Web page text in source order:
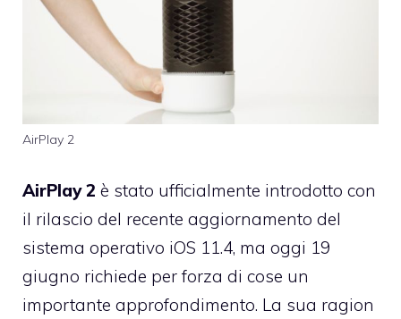
AirPlay 2
AirPlay 2 è stato ufficialmente introdotto con
il rilascio del recente aggiornamento del
sistema operativo iOS 11.4, ma oggi 19
giugno richiede per forza di cose un
importante approfondimento. La sua ragion